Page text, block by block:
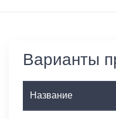
Варианты
Название